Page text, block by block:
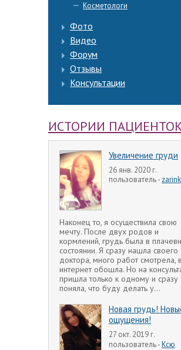
Косметологи
Фото
Видео
Форум
Отзывы
Консультации
ИСТОРИИ ПАЦИЕНТОК
Увеличение груди
26 янв. 2020 г.
пользователь -
Наконец то, я осуществила свою
мечту. После двух родов и
кормлений, грудь была в
состоянии. Я сразу нашла своего
доктора, много работ смотрела,
интернет обошла. Но на
пришла только к одному и сразу
поняла, что буду делать у...
Новая грудь!
ощущения!
27 окт. 2019 г.
пользователь -Ксю